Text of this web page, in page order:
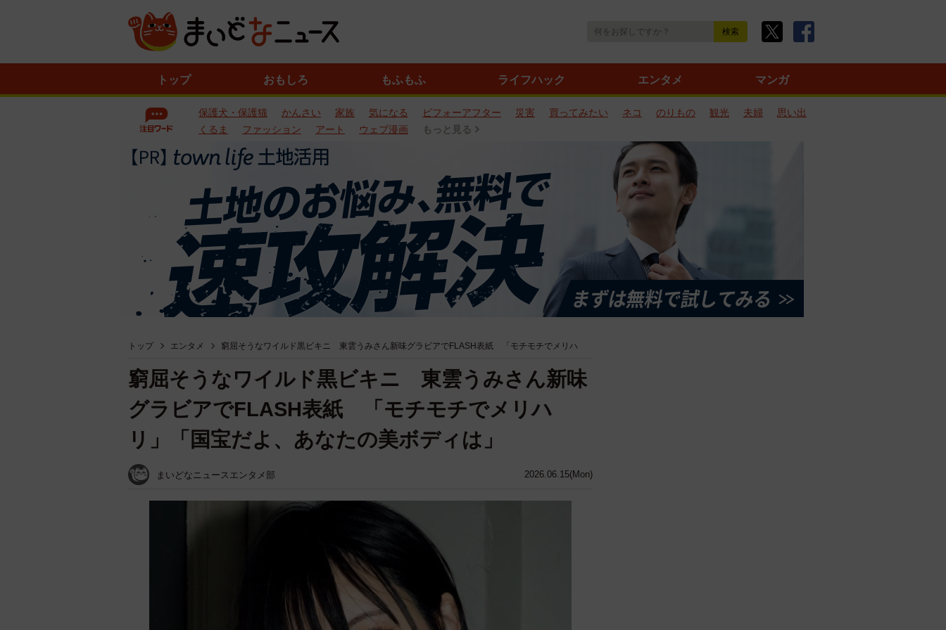
トップ おもしろ もふもふ ライフハック エンタメ マンガ
保護犬・保護猫 かんさい 家族 気になる ビフォーアフター 災害 買ってみたい ネコ のりもの 観光 夫婦
思い出
くるま
ファッション アート ウェブ漫画 もっと見る
トップ エンタメ 窮屈そうなワイルド黒ビキニ 東雲うみさん新味グラビアでFLASH表紙 「モチモチでメリハ
2026.06.15(Mon)
窮屈そうなワイルド黒ビキニ 東雲うみさん新味
グラビアでFLASH表紙 「モチモチでメリハ
リ」「国宝だよ、あなたの美ボディは」
まいどなニュースエンタメ部